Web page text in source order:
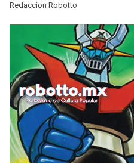
Redaccion Robotto